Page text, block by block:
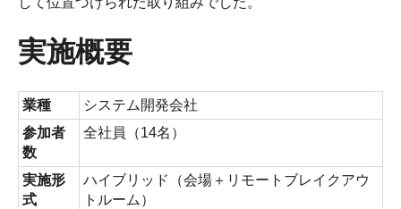
実施概要
業種
システム開発会社
参加者
数
全社員（14名）
実施形
式
ハイブリッド（会場＋リモートブレイクアウ
トルーム）